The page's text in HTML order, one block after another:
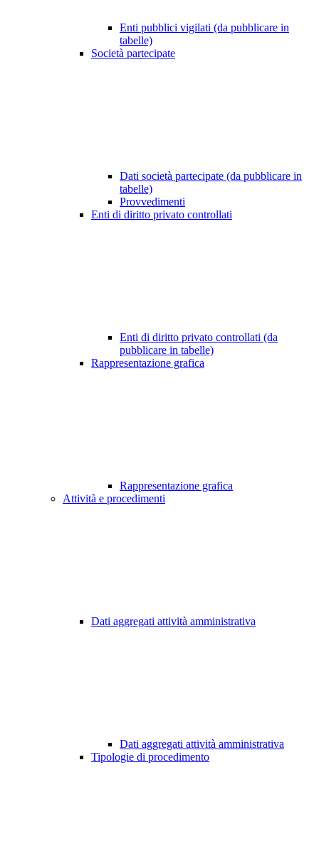
Enti pubblici vigilati (da pubblicare in
tabelle)
Società partecipate
Dati società partecipate (da pubblicare in
tabelle)
Provvedimenti
Enti di diritto privato controllati
Enti di diritto privato controllati (da
pubblicare in tabelle)
Rappresentazione grafica
Rappresentazione grafica
Attività e procedimenti
Dati aggregati attività amministrativa
Dati aggregati attività amministrativa
Tipologie di procedimento